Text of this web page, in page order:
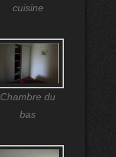
cuisine
Chambre du
bas